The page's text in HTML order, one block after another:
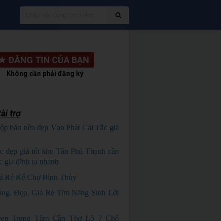
ĐĂNG TIN CỦA BẠN
Không cần phải đăng ký
trợ
bán nền đẹp Vạn Phát Cái Tắc giá
đẹp giá tốt khu Tân Phú Thạnh cần
gia đình ra nhanh
Rẻ Kế Chợ Bình Thủy
Đẹp, Giá Rẻ Tìm Năng Sinh Lời
Trung Tâm Cần Thơ Lộ 7 Chổ